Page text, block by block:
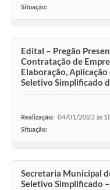
Situação:
Edital – Pregão
Contratação de
Elaboração, Aplicação
Seletivo Simplificado
Realização: 04/01/2023 às
Situação:
Secretaria Municipal
Seletivo Simplificado